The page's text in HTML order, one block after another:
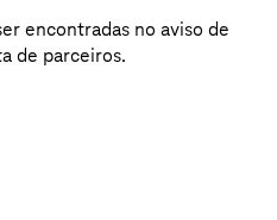
processos de negócio e
ambiente do SAP
encontradas no aviso de
de parceiros.